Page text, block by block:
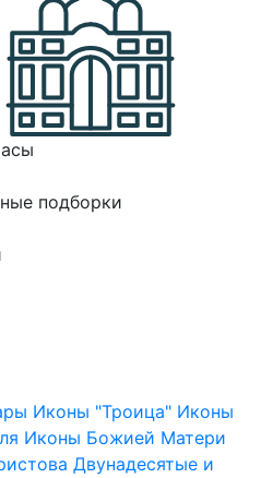
подборки
Иконы "Троица" Иконы
Иконы Божией Матери
Двунадесятые и